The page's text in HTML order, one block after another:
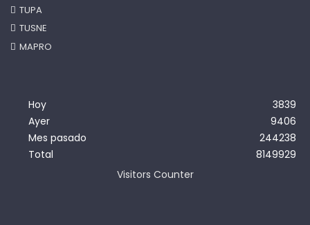
TUPA
TUSNE
MAPRO
Hoy
Ayer
Mes pasado
Total
3839
9406
244238
8149929
Visitors Counter